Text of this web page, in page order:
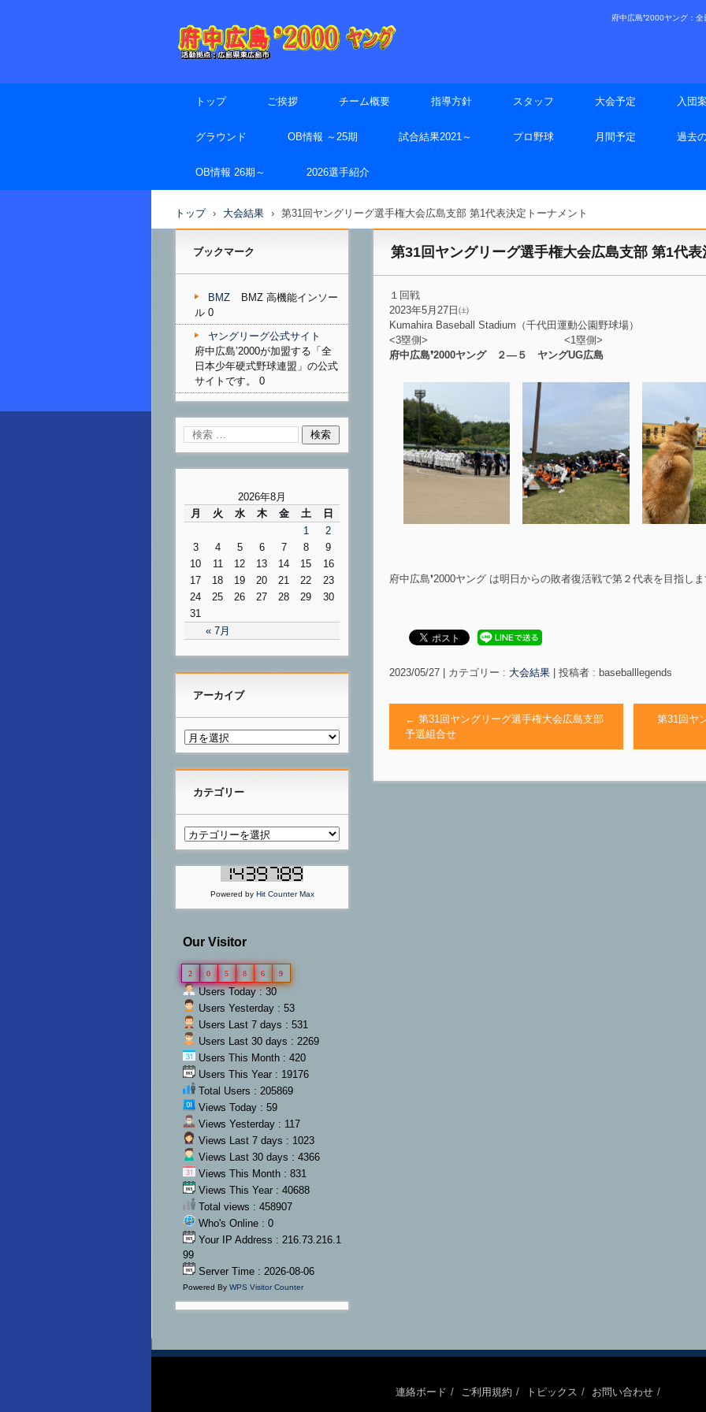
府中広島❜2000ヤング：全日
トップ ご挨拶 チーム概要 指導方針 スタッフ 大会予定 入団
グラウンド OB情報 ～25期 試合結果2021～ プロ野球 月間予定 過去
OB情報 26期～ 2026選手紹介
トップ › 大会結果 › 第31回ヤングリーグ選手権大会広島支部 第1代表決定トーナメント
第31回ヤングリーグ選手権大会広島支部 第1代
１回戦
2023年5月27日㈯
Kumahira Baseball Stadium（千代田運動公園野球場）
<3塁側> <1塁側>
府中広島❜2000ヤング ２―５ ヤングUG広島
府中広島❜2000ヤング は明日からの敗者復活戦で第２代表を目指し
2023/05/27 カテゴリー : 大会結果 投稿者 : baseballlegends
← 第31回ヤングリーグ選手権大会広島支部
予選組合せ
第31回ヤ
ブックマーク
BMZ
BMZ 高機能インソー
ル 0
ヤングリーグ公式サイト
府中広島’2000が加盟する「全
日本少年硬式野球連盟」の公式
サイトです。 0
2026年8月
月
火 水 木 金 土 日
« 7月
1
2
3
4 5 6 7 8
9
10
11 12 13 14 15
16
17
18 19 20 21 22
23
24
25 26 27 28 29
30
31
アーカイブ
カテゴリー
Powered by Hit Counter Max
Our Visitor
2 0 5 8 6 9
Users Today : 30
Users Yesterday : 53
Users Last 7 days : 531
Users Last 30 days : 2269
Users This Month : 420
Users This Year : 19176
Total Users : 205869
Views Today : 59
Views Yesterday : 117
Views Last 7 days : 1023
Views Last 30 days : 4366
Views This Month : 831
Views This Year : 40688
Total views : 458907
Who's Online : 0
Your IP Address : 216.73.216.1
99
Server Time : 2026-08-06
Powered By WPS Visitor Counter
連絡ボード ご利用規約 トピックス お問い合わせ